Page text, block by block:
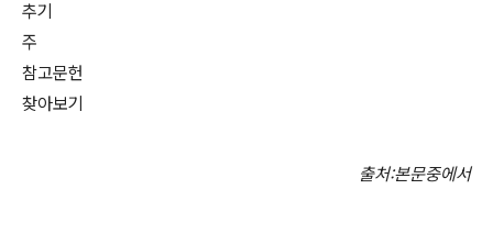
추기
주
참고문헌
찾아보기
출처:본문중에서